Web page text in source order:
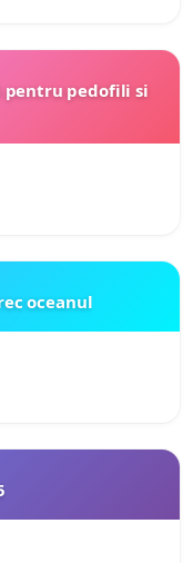
pentru pedofili si
oceanul